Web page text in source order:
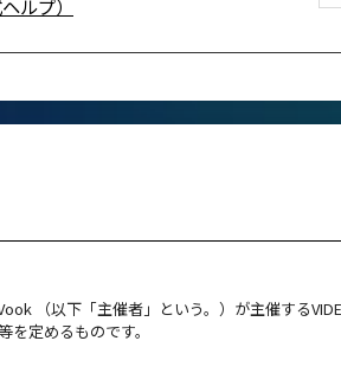
ルプ）
（以下「主催者」という。）が主催する
定めるものです。